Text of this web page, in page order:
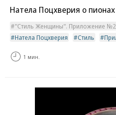
Натела Поцхверия о
"Стиль Женщины". Приложение
Натела Поцхверия
Стиль
1 мин.